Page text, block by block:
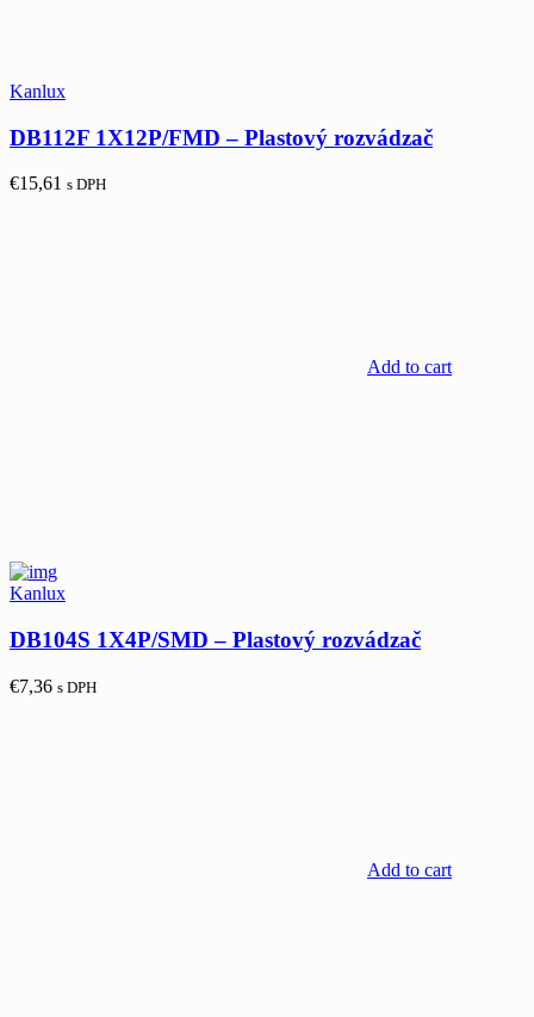
Kanlux
DB112F 1X12P/FMD – Plastový rozvádzač
€15,61 s DPH
Add to cart
Kanlux
DB104S 1X4P/SMD – Plastový rozvádzač
€7,36 s DPH
Add to cart